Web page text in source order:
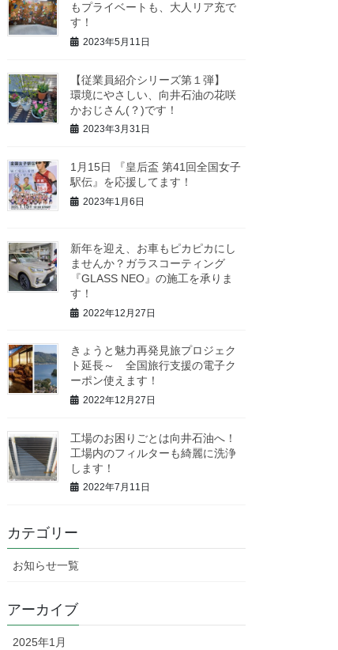
もプライベートも、大人リア充で
す！
2023年5月11日
【従業員紹介シリーズ第１弾】
環境にやさしい、向井石油の花咲
かおじさん(？)です！
2023年3月31日
1月15日 『皇后盃 第41回全国女子
駅伝』を応援してます！
2023年1月6日
新年を迎え、お車もピカピカにし
ませんか？ガラスコーティング
『GLASS NEO』の施工を承りま
す！
2022年12月27日
きょうと魅力再発見旅プロジェク
ト延長～ 全国旅行支援の電子ク
ーポン使えます！
2022年12月27日
工場のお困りごとは向井石油へ！
工場内のフィルターも綺麗に洗浄
します！
2022年7月11日
カテゴリー
お知らせ一覧
アーカイブ
2025年1月